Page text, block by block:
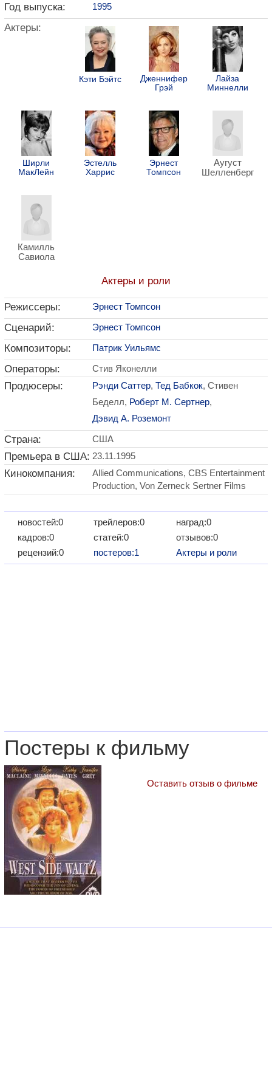
Год выпуска: 1995
Актеры:
Кэти Бэйтс
Дженнифер
Грэй
Лайза
Миннелли
Ширли
МакЛейн
Эстелль
Харрис
Эрнест
Томпсон
Аугуст
Шелленберг
Камилль
Савиола
Актеры и роли
Режиссеры: Эрнест Томпсон
Сценарий: Эрнест Томпсон
Композиторы: Патрик Уильямс
Операторы: Стив Яконелли
Продюсеры: Рэнди Саттер, Тед Бабкок, Стивен
Беделл, Роберт М. Сертнер,
Дэвид А. Роземонт
Страна: США
Премьера в США: 23.11.1995
Кинокомпания:
Allied Communications, CBS Entertainment
Production, Von Zerneck Sertner Films
новостей:0
кадров:0
рецензий:0
трейлеров:0
статей:0
постеров:1
наград:0
отзывов:0
Актеры и роли
Постеры к фильму
Оставить отзыв о фильме